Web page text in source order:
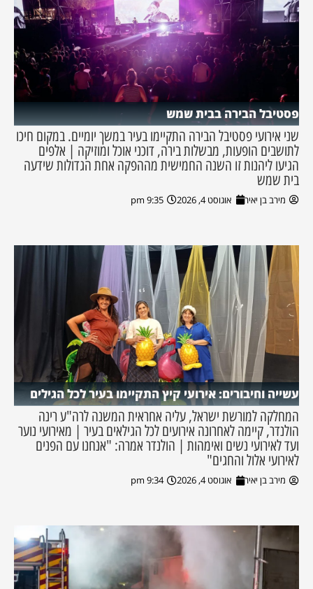
פסטיבל הבירה בבית שמש
שני אירועי פסטיבל הבירה התקיימו בעיר במשך יומיים. במקום חיכו
לתושבים הופעות, מבשלות בירה, דוכני אוכל ומוזיקה | אלפים
הגיעו ליהנות זו השנה החמישית מההפקה אחת הגדולות שידעה
בית שמש
מירב בן יאיר אוגוסט 4, 2026 9:35 pm
עשייה וחיבורים: אירועי קיץ התקיימו בעיר לכל הגילים
המחלקה למורשת ישראל, עליה אחראית המשנה לרה"ע רינה
הולנדר, קיימה לאחרונה אירועים לכל הגילאים בעיר | מאירועי נוער
ועד לאירועי נשים ואימהות | הולנדר אמרה: "אנחנו עם הפנים
לאירועי אלול והחגים"
מירב בן יאיר אוגוסט 4, 2026 9:34 pm